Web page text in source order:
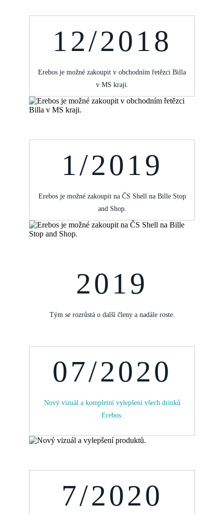
12/2018
Erebos je možné zakoupit v obchodním řetězci Billa
v MS kraji.
1/2019
Erebos je možné zakoupit na ČS Shell na Bille Stop
and Shop.
2019
Tým se rozrůstá o další členy a nadále roste.
07/2020
Nový vizuál a kompletní vylepšení všech drinků
Erebos.
7/2020